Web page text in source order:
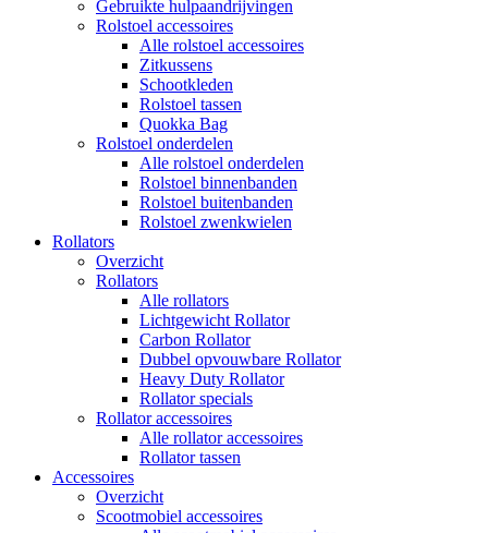
Gebruikte hulpaandrijvingen
Rolstoel accessoires
Alle rolstoel accessoires
Zitkussens
Schootkleden
Rolstoel tassen
Quokka Bag
Rolstoel onderdelen
Alle rolstoel onderdelen
Rolstoel binnenbanden
Rolstoel buitenbanden
Rolstoel zwenkwielen
Rollators
Overzicht
Rollators
Alle rollators
Lichtgewicht Rollator
Carbon Rollator
Dubbel opvouwbare Rollator
Heavy Duty Rollator
Rollator specials
Rollator accessoires
Alle rollator accessoires
Rollator tassen
Accessoires
Overzicht
Scootmobiel accessoires